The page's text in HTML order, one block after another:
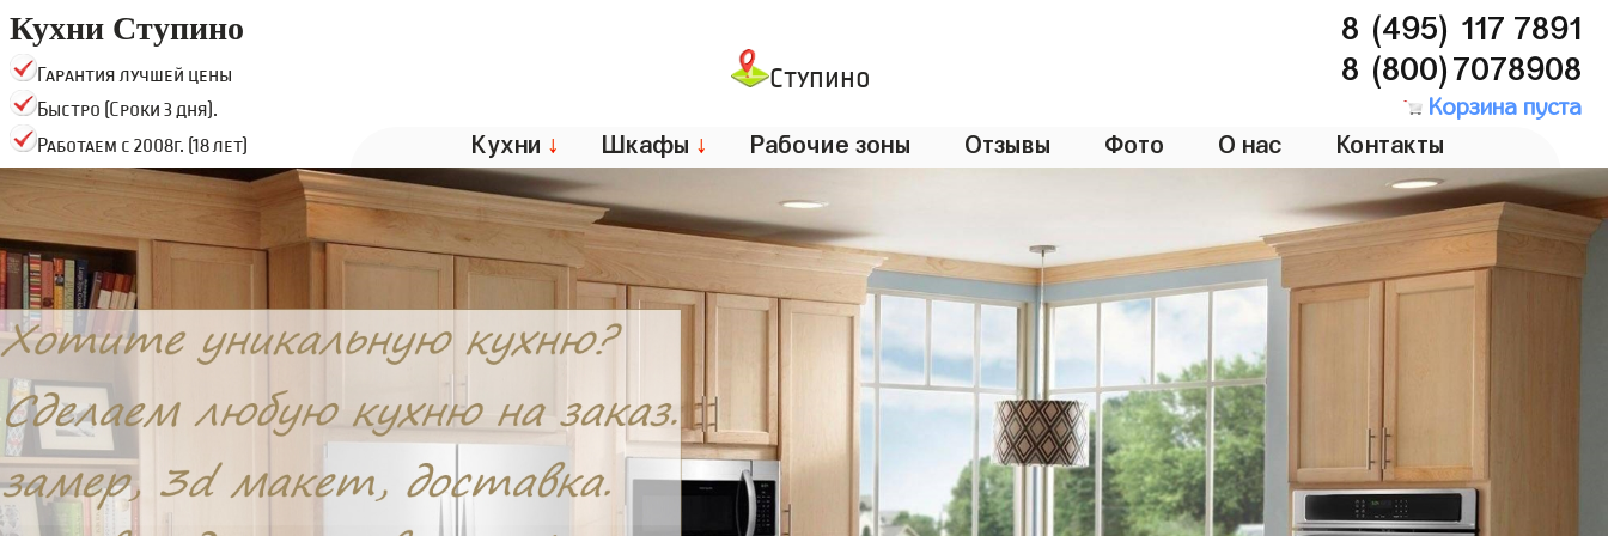
Кухни Ступино
Гарантия лучшей цены
Быстро (Сроки 3 дня).
Работаем с 2008г. (18 лет)
Ступино
8 (495) 117 7891
8 (800)7078908
Корзина пуста
Кухни ↓ Шкафы ↓ Рабочие зоны Отзывы Фото О нас Контакты